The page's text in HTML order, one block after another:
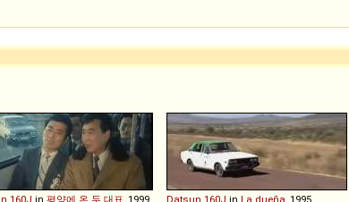
160J in 평양에 온 두 대표 , 1999 Datsun 160J in La dueña , 1995